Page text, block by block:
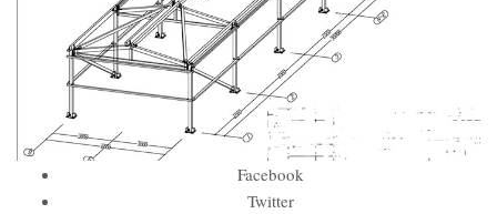
Facebook
Twitter